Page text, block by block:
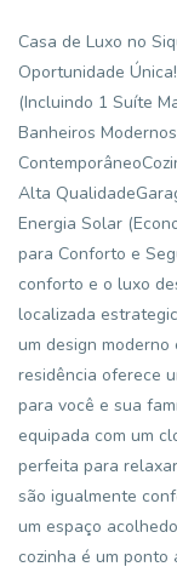
Casa de Luxo no
Oportunidade
(Incluindo 1 Suíte
Banheiros
Alta
Energia Solar
para Conforto e
conforto e o luxo
localizada
um design
residência oferece
para você e sua
equipada com um
perfeita para
são igualmente
um espaço
cozinha é um